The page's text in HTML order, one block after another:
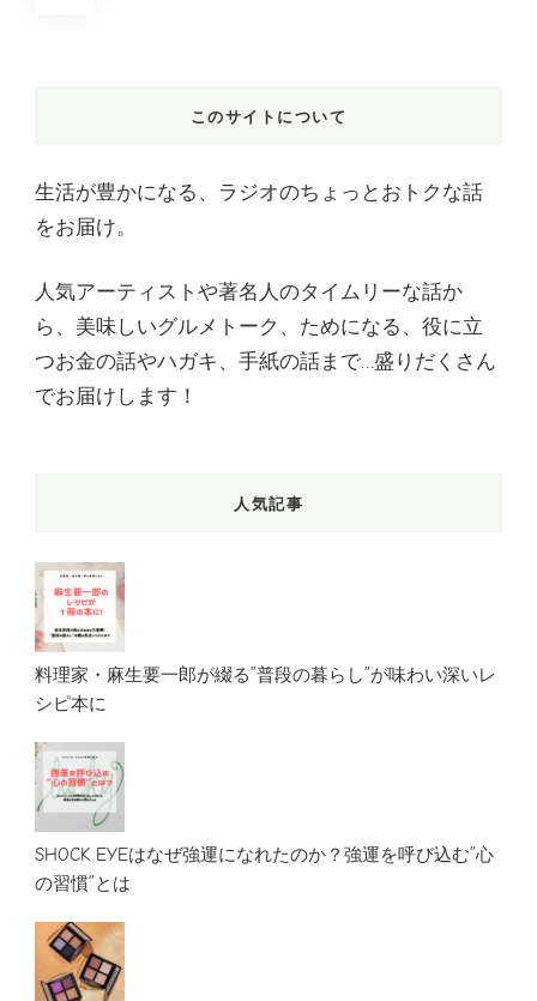
ー
シ
ン
ジ
このサイトについて
生活が豊かになる、ラジオのちょっとおトクな話
をお届け。
人気アーティストや著名人のタイムリーな話か
ら、美味しいグルメトーク、ためになる、役に立
つお金の話やハガキ、手紙の話まで…盛りだくさん
でお届けします！
人気記事
料理家・麻生要一郎が綴る”普段の暮らし”が味わい深いレ
シピ本に
SHOCK EYEはなぜ強運になれたのか？強運を呼び込む”心
の習慣”とは